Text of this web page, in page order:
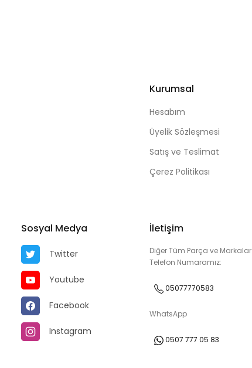
Kurumsal
Hesabım
Üyelik Sözleşmesi
Satış ve Teslimat
Çerez Politikası
Sosyal Medya
Twitter
Youtube
Facebook
Instagram
İletişim
Diğer Tüm Parça ve
Telefon Numaramız:
05077770583
WhatsApp
0507 777 05 83